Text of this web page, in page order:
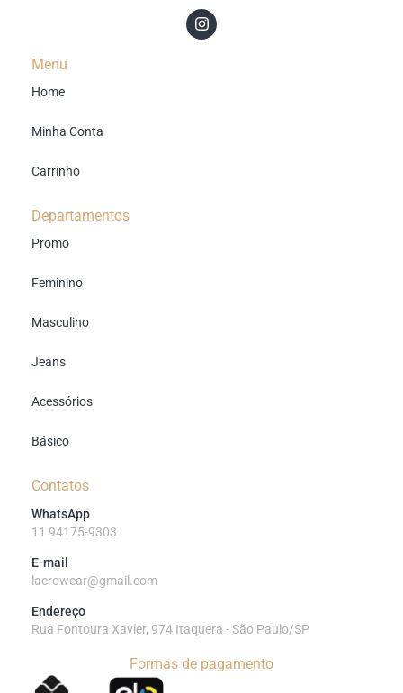
Menu
Home
Minha Conta
Carrinho
Departamentos
Promo
Feminino
Masculino
Jeans
Acessórios
Básico
Contatos
WhatsApp
11 94175-9303
E-mail
lacrowear@gmail.com
Endereço
Rua Fontoura Xavier, 974 Itaquera - São Paulo/SP
Formas de pagamento